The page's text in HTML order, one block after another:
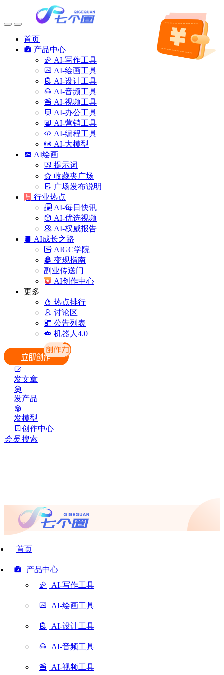
首页
产品中心
AI-写作工具
AI-绘画工具
AI-设计工具
AI-音频工具
AI-视频工具
AI-办公工具
AI-营销工具
AI-编程工具
AI-大模型
AI绘画
提示词
收藏夹广场
广场发布说明
行业热点
AI-每日快讯
AI-优选视频
AI-权威报告
AI成长之路
AIGC学院
变现指南
副业传送门
AI创作中心
更多
热点排行
讨论区
公告列表
机器人4.0
发文章
发产品
发模型
创作中心
会员 搜索
首页
产品中心
AI-写作工具
AI-绘画工具
AI-设计工具
AI-音频工具
AI-视频工具